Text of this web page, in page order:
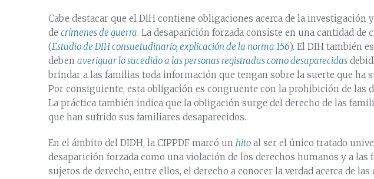
Cabe destacar que el DIH contiene obligaciones acerca de la investigación
de crímenes de guerra. La desaparición forzada consiste en una cantidad de
(Estudio de DIH consuetudinario, explicación de la norma 156). El DIH también
deben averiguar lo sucedido a las personas registradas como desaparecidas
brindar a las familias toda información que tengan sobre la suerte que ha
Por consiguiente, esta obligación es congruente con la prohibición de las
La práctica también indica que la obligación surge del derecho de las
que han sufrido sus familiares desaparecidos.
En el ámbito del DIDH, la CIPPDF marcó un hito al ser el único tratado
desaparición forzada como una violación de los derechos humanos y a
sujetos de derecho, entre ellos, el derecho a conocer la verdad acerca de